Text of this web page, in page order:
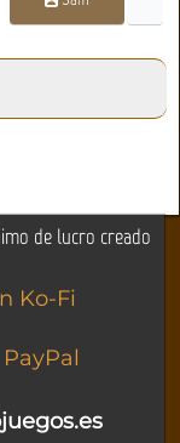
de lucro creado
Ko-Fi